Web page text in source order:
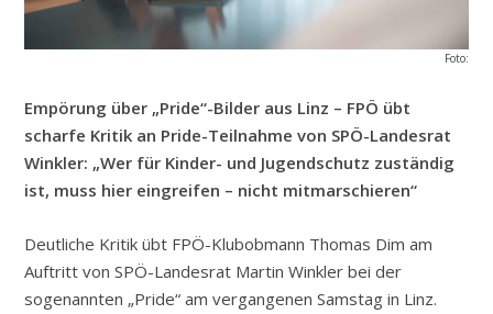
Foto:
Empörung über „Pride“-Bilder aus Linz – FPÖ übt
scharfe Kritik an Pride-Teilnahme von SPÖ-Landesrat
Winkler: „Wer für Kinder- und Jugendschutz zuständig
ist, muss hier eingreifen – nicht mitmarschieren“
Deutliche Kritik übt FPÖ-Klubobmann Thomas Dim am
Auftritt von SPÖ-Landesrat Martin Winkler bei der
sogenannten „Pride“ am vergangenen Samstag in Linz.